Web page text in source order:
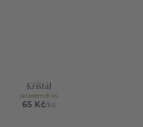
Kříšťál
65 Kč/ks
skladem 8 ks